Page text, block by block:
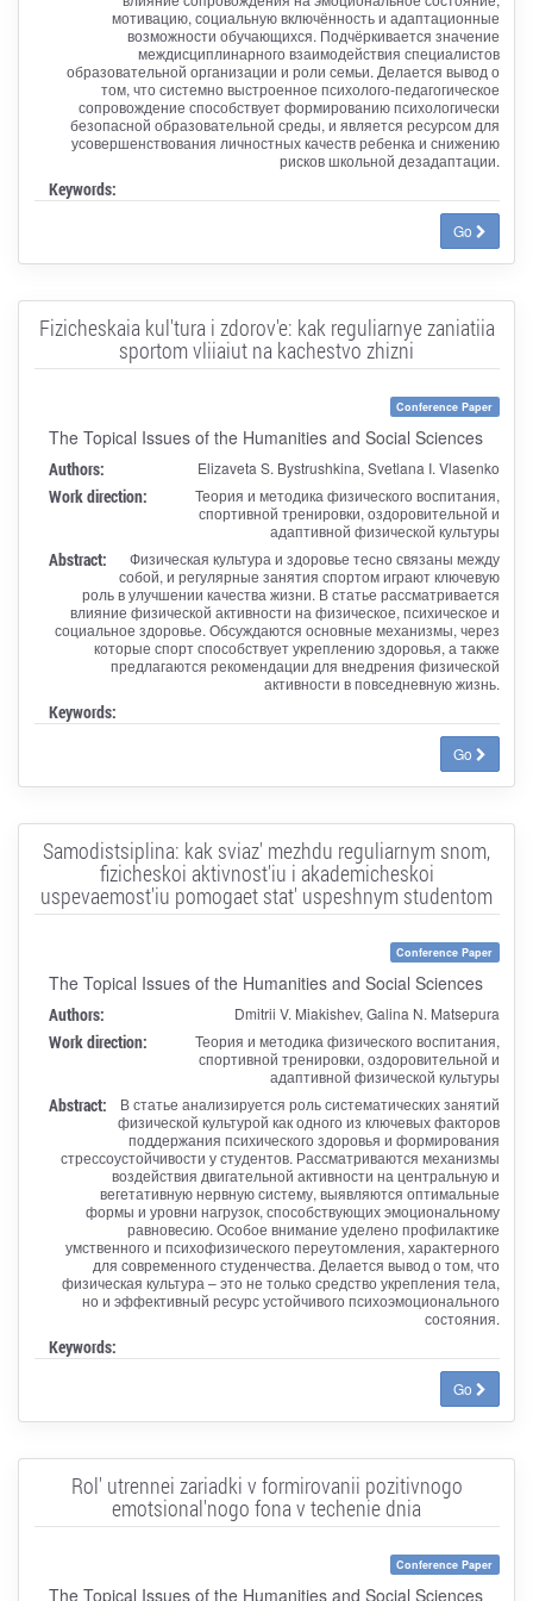
мотивацию, социальную включённость и адаптационные
возможности обучающихся. Подчёркивается значение
междисциплинарного взаимодействия специалистов
образовательной организации и роли семьи. Делается вывод о
том, что системно выстроенное психолого-педагогическое
сопровождение способствует формированию психологически
безопасной образовательной среды, и является ресурсом для
усовершенствования личностных качеств ребенка и снижению
рисков школьной дезадаптации.
Keywords:
Go
Fizicheskaia kul'tura i zdorov'e: kak reguliarnye zaniatiia
sportom vliiaiut na kachestvo zhizni
Conference Paper
The Topical Issues of the Humanities and Social Sciences
Authors: Elizaveta S. Bystrushkina, Svetlana I. Vlasenko
Work direction:
Теория и методика физического воспитания,
спортивной тренировки, оздоровительной и
адаптивной физической культуры
Abstract:
Физическая культура и здоровье тесно связаны между
собой, и регулярные занятия спортом играют ключевую
роль в улучшении качества жизни. В статье рассматривается
влияние физической активности на физическое, психическое и
социальное здоровье. Обсуждаются основные механизмы, через
которые спорт способствует укреплению здоровья, а также
предлагаются рекомендации для внедрения физической
активности в повседневную жизнь.
Keywords:
Go
Samodistsiplina: kak sviaz' mezhdu reguliarnym snom,
fizicheskoi aktivnost'iu i akademicheskoi
uspevaemost'iu pomogaet stat' uspeshnym studentom
Conference Paper
The Topical Issues of the Humanities and Social Sciences
Authors: Dmitrii V. Miakishev, Galina N. Matsepura
Work direction:
Теория и методика физического воспитания,
спортивной тренировки, оздоровительной и
адаптивной физической культуры
Abstract:
В статье анализируется роль систематических занятий
физической культурой как одного из ключевых факторов
поддержания психического здоровья и формирования
стрессоустойчивости у студентов. Рассматриваются механизмы
воздействия двигательной активности на центральную и
вегетативную нервную систему, выявляются оптимальные
формы и уровни нагрузок, способствующих эмоциональному
равновесию. Особое внимание уделено профилактике
умственного и психофизического переутомления, характерного
для современного студенчества. Делается вывод о том, что
физическая культура – это не только средство укрепления тела,
но и эффективный ресурс устойчивого психоэмоционального
состояния.
Keywords:
Go
Rol' utrennei zariadki v formirovanii pozitivnogo
emotsional'nogo fona v techenie dnia
Conference Paper
The Topical Issues of the Humanities and Social Sciences